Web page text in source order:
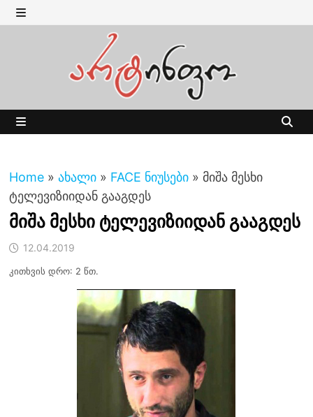
Skip
to MENU
Home » ახალი » FACE ნიუსები » მიშა მესხი
ტელევიზიიდან გააგდეს
მიშა მესხი ტელევიზიიდან გააგდეს
12.04.2019
კითხვის დრო: 2 წთ.